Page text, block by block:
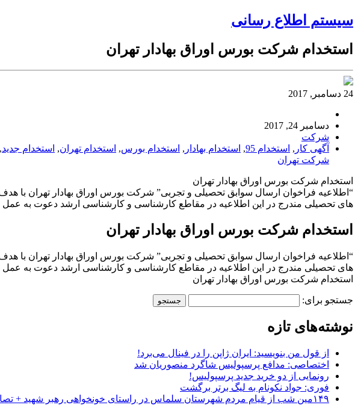
سیستم اطلاع رسانی
استخدام شرکت بورس اوراق بهادار تهران
24 دسامبر, 2017
دسامبر 24, 2017
شرکت
آگهی کار , استخدام 95 , استخدام بهادار , استخدام بورس, استخدام تهران, استخدام جدید,
شرکت تهران
استخدام شرکت بورس اوراق بهادار تهران
“اطلاعیه فراخوان ارسال سوابق تحصیلی و تجربی” شرکت بورس اوراق بهادار تهران با
های تحصیلی مندرج در این اطلاعیه در مقاطع کارشناسی و کارشناسی ارشد دعوت به
استخدام شرکت بورس اوراق بهادار تهران
“اطلاعیه فراخوان ارسال سوابق تحصیلی و تجربی” شرکت بورس اوراق بهادار تهران با
های تحصیلی مندرج در این اطلاعیه در مقاطع کارشناسی و کارشناسی ارشد دعوت به
استخدام شرکت بورس اوراق بهادار تهران
جستجو برای:
نوشته‌های تازه
از قول من بنویسید: ایران ژاپن را در فینال می‌برد!
اختصاصی: مدافع پرسپولیس شاگرد منصوریان شد
رونمایی از دو خرید جدید پرسپولیس!
فوری: جواد نکونام به لیگ برتر برگشت
۱۴۹مین شب از قیام مردم شهرستان سلماس در راستای خونخواهی رهبر شهید + تصاویر